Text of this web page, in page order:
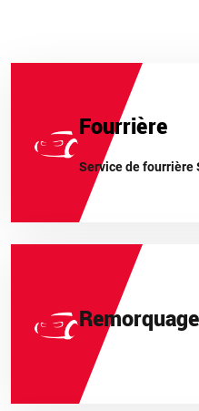
Fourrière
Service de fourrière